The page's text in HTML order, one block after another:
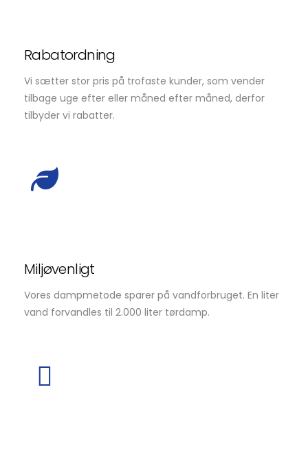
Rabatordning
Vi sætter stor pris på trofaste kunder, som vender
tilbage uge efter eller måned efter måned, derfor
tilbyder vi rabatter.
Miljøvenligt
Vores dampmetode sparer på vandforbruget. En liter
vand forvandles til 2.000 liter tørdamp.